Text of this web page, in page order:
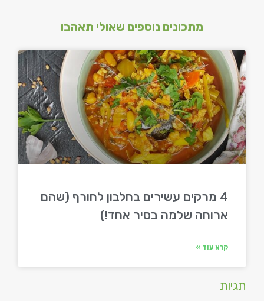
מתכונים נוספים שאולי תאהבו
4 מרקים עשירים בחלבון לחורף (שהם
ארוחה שלמה בסיר אחד!)
קרא עוד »
תגיות